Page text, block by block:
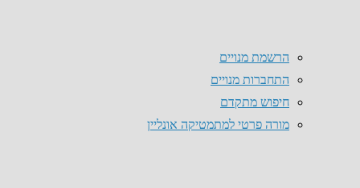
הרשמת מנויים
התחברות מנויים
חיפוש מתקדם
מורה פרטי למתמטיקה אונליין